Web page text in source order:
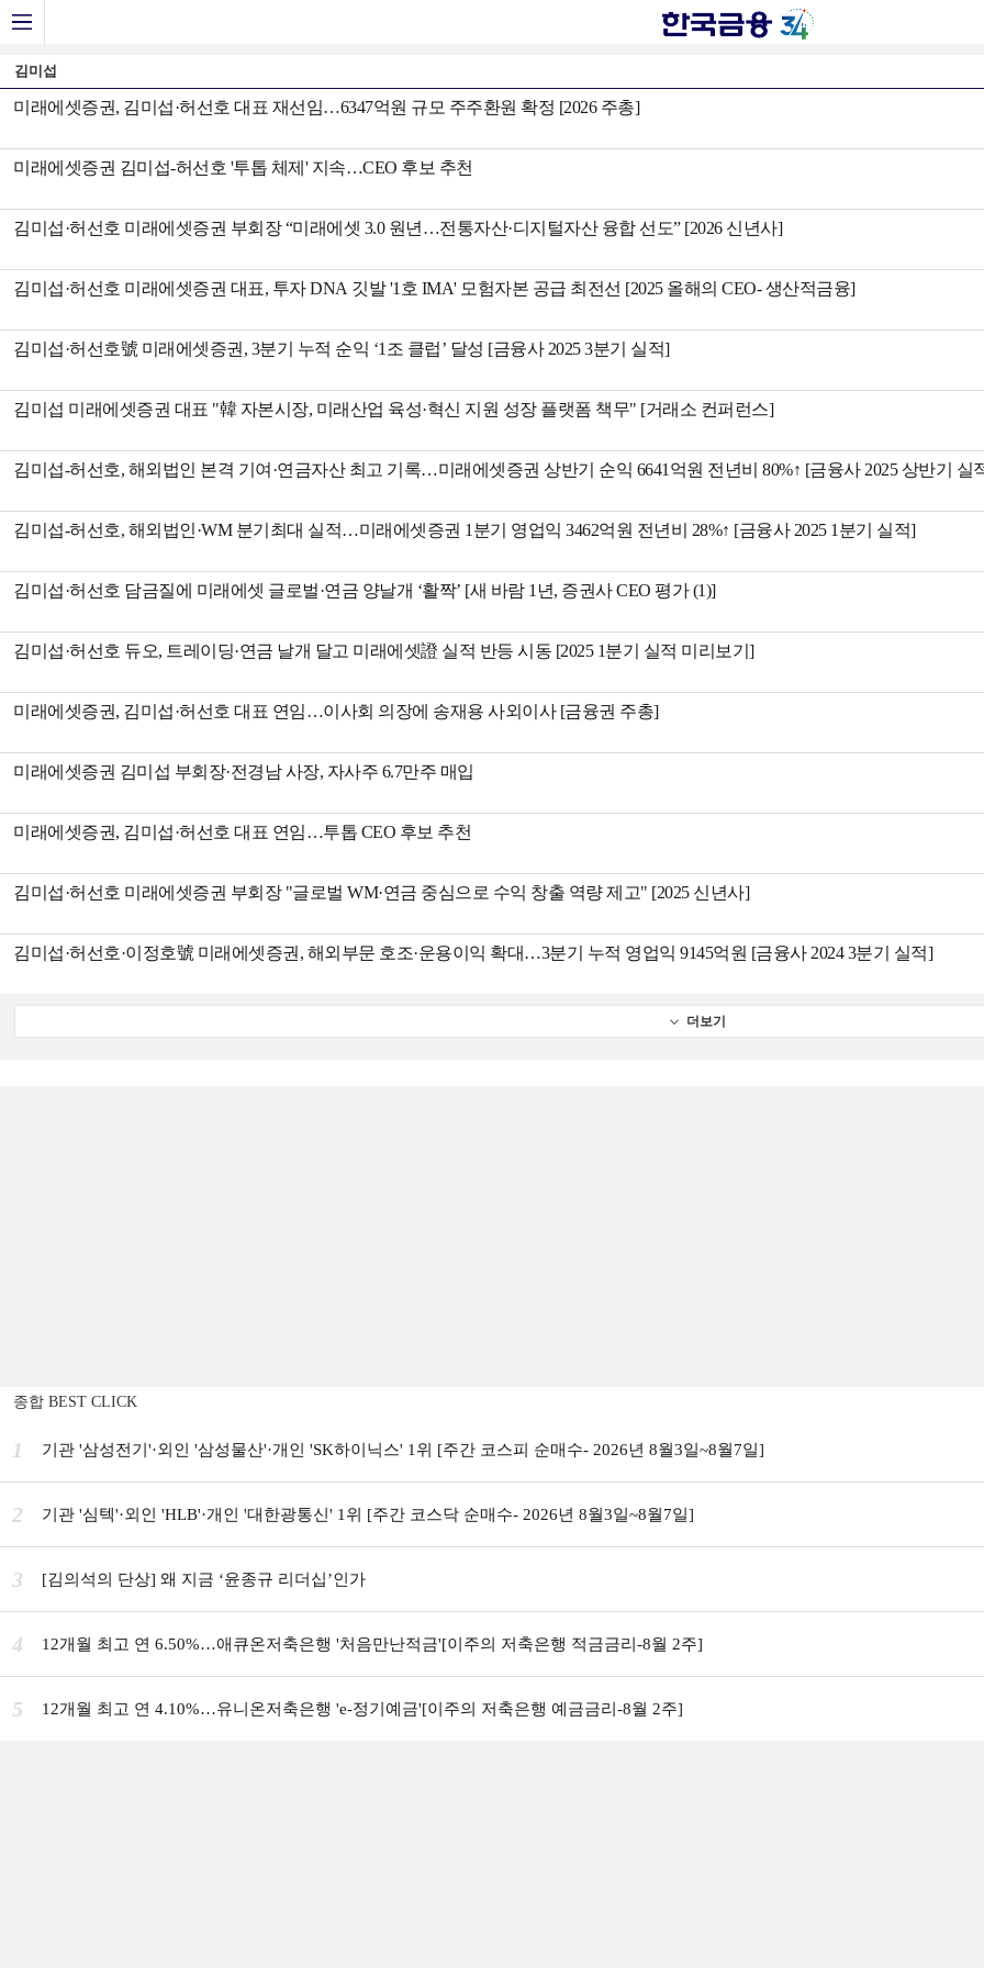
김미섭
미래에셋증권, 김미섭·허선호 대표 재선임…6347억원 규모 주주환원 확정 [2026 주총]
미래에셋증권 김미섭-허선호 '투톱 체제' 지속…CEO 후보 추천
김미섭·허선호 미래에셋증권 부회장 “미래에셋 3.0 원년…전통자산·디지털자산 융합 선도” [2026 신년사]
김미섭·허선호 미래에셋증권 대표, 투자 DNA 깃발 '1호 IMA' 모험자본 공급 최전선 [2025 올해의 CEO- 생산적금융]
김미섭·허선호號 미래에셋증권, 3분기 누적 순익 ‘1조 클럽’ 달성 [금융사 2025 3분기 실적]
김미섭 미래에셋증권 대표 "韓 자본시장, 미래산업 육성·혁신 지원 성장 플랫폼 책무" [거래소 컨퍼런스]
김미섭-허선호, 해외법인 본격 기여·연금자산 최고 기록…미래에셋증권 상반기 순익 6641억원 전년비 80%↑ [금융사 2025 상반기 실
김미섭-허선호, 해외법인·WM 분기최대 실적…미래에셋증권 1분기 영업익 3462억원 전년비 28%↑ [금융사 2025 1분기 실적]
김미섭·허선호 담금질에 미래에셋 글로벌·연금 양날개 ‘활짝’ [새 바람 1년, 증권사 CEO 평가 (1)]
김미섭·허선호 듀오, 트레이딩·연금 날개 달고 미래에셋證 실적 반등 시동 [2025 1분기 실적 미리보기]
미래에셋증권, 김미섭·허선호 대표 연임…이사회 의장에 송재용 사외이사 [금융권 주총]
미래에셋증권 김미섭 부회장·전경남 사장, 자사주 6.7만주 매입
미래에셋증권, 김미섭·허선호 대표 연임…투톱 CEO 후보 추천
김미섭·허선호 미래에셋증권 부회장 "글로벌 WM·연금 중심으로 수익 창출 역량 제고" [2025 신년사]
김미섭·허선호·이정호號 미래에셋증권, 해외부문 호조·운용이익 확대…3분기 누적 영업익 9145억원 [금융사 2024 3분기 실적]
더보기
종합 BEST CLICK
1 기관 '삼성전기'·외인 '삼성물산'·개인 'SK하이닉스' 1위 [주간 코스피 순매수- 2026년 8월3일~8월7일]
2 기관 '심텍'·외인 'HLB'·개인 '대한광통신' 1위 [주간 코스닥 순매수- 2026년 8월3일~8월7일]
3 [김의석의 단상] 왜 지금 ‘윤종규 리더십’인가
4 12개월 최고 연 6.50%…애큐온저축은행 '처음만난적금'[이주의 저축은행 적금금리-8월 2주]
5 12개월 최고 연 4.10%…유니온저축은행 'e-정기예금'[이주의 저축은행 예금금리-8월 2주]